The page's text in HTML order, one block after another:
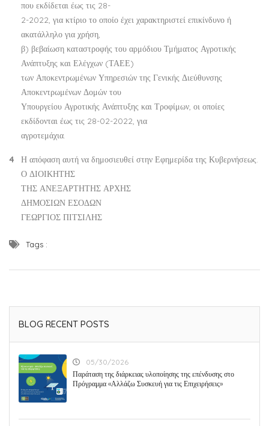
που εκδίδεται έως τις 28-
2-2022, για κτίριο το οποίο έχει χαρακτηριστεί επικίνδυνο ή
ακατάλληλο για χρήση,
β) βεβαίωση καταστροφής του αρμόδιου Τμήματος Αγροτικής
Ανάπτυξης και Ελέγχων (ΤΑΕΕ)
των Αποκεντρωμένων Υπηρεσιών της Γενικής Διεύθυνσης
Αποκεντρωμένων Δομών του
Υπουργείου Αγροτικής Ανάπτυξης και Τροφίμων, οι οποίες
εκδίδονται έως τις 28-02-2022, για
αγροτεμάχια.
Η απόφαση αυτή να δημοσιευθεί στην Εφημερίδα της Κυβερνήσεως.
Ο ΔΙΟΙΚΗΤΗΣ
ΤΗΣ ΑΝΕΞΑΡΤΗΤΗΣ ΑΡΧΗΣ
ΔΗΜΟΣΙΩΝ ΕΣΟΔΩΝ
ΓΕΩΡΓΙΟΣ ΠΙΤΣΙΛΗΣ
Tags :
BLOG RECENT POSTS
05/30/2026
Παράταση της διάρκειας υλοποίησης της επένδυσης στο
Πρόγραμμα «Αλλάζω Συσκευή για τις Επιχειρήσεις»